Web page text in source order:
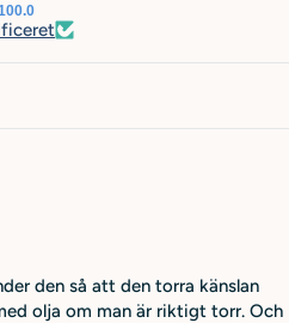
den så att den torra känslan
olja om man är riktigt torr. Och